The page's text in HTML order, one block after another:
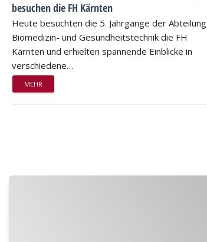
besuchen die FH Kärnten
Heute besuchten die 5. Jahrgänge der Abteilung
Biomedizin- und Gesundheitstechnik die FH
Kärnten und erhielten spannende Einblicke in
verschiedene…
MEHR